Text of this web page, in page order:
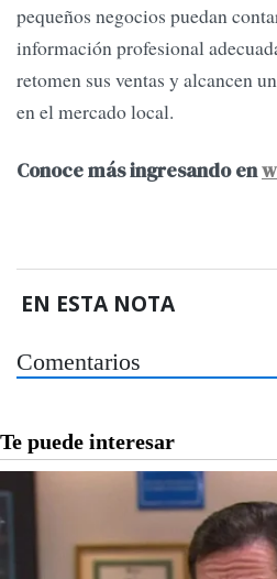
pequeños negocios puedan
información profesional
retomen sus ventas y alcancen
en el mercado local.
Conoce más ingresando en
EN ESTA NOTA
Comentarios